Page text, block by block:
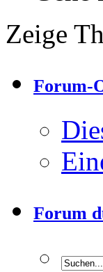
Zeige
Forum-
Forum